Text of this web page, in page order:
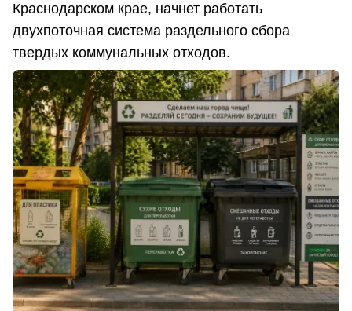
Краснодарском крае, начнет работать
двухпоточная система раздельного сбора
твердых коммунальных отходов.